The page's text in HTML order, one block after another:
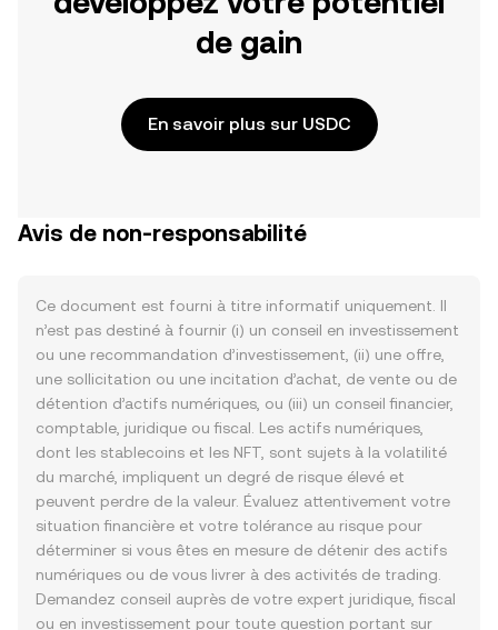
de gain
En savoir plus sur USDC
Avis de non-responsabilité
Ce document est fourni à titre informatif uniquement. Il
n’est pas destiné à fournir (i) un conseil en investissement
ou une recommandation d’investissement, (ii) une offre,
une sollicitation ou une incitation d’achat, de vente ou de
détention d’actifs numériques, ou (iii) un conseil financier,
comptable, juridique ou fiscal. Les actifs numériques,
dont les stablecoins et les NFT, sont sujets à la volatilité
du marché, impliquent un degré de risque élevé et
peuvent perdre de la valeur. Évaluez attentivement votre
situation financière et votre tolérance au risque pour
déterminer si vous êtes en mesure de détenir des actifs
numériques ou de vous livrer à des activités de trading.
Demandez conseil auprès de votre expert juridique, fiscal
ou en investissement pour toute question portant sur